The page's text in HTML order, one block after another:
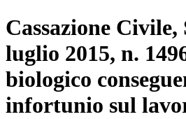
Cassazione Civile,
luglio 2015, n.
biologico
infortunio sul